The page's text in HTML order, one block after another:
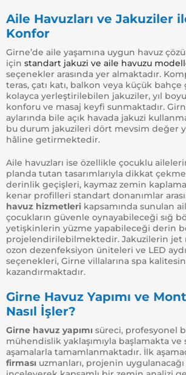
Aile Havuzları ve Jakuziler
Konfor
Girne’de aile yaşamına uygun havuz
için standart jakuzi ve aile havuzu
seçenekler arasında yer almaktadır.
teras, çatı katı, balkon veya küçük bahçe
kolayca yerleştirilebilen jakuziler, yıl
konforu ve masaj keyfi sunmaktadır.
aylarında bile açık havada jakuzi
bu durum jakuzileri dört mevsim değer
hâline getirmektedir.
Aile havuzları ise özellikle çocuklu
planda tutan tasarımlarıyla dikkat
derinlik geçişleri, kaymaz zemin
kenar profilleri standart donanımlar
havuz hizmetleri kapsamında sunulan
çocukların güvenle oynayabileceği sığ
yetişkinlerin yüzme yapabileceği derin
projelendirilebilmektedir. Jakuzilerin jet
ozon dezenfeksiyon üniteleri ve LED
seçenekleri, Girne villalarına spa
kazandırmaktadır.
Girne Havuz Yapımı ve
Nasıl İşler?
Girne havuz yapımı süreci, profesyonel
mühendislik yaklaşımıyla başlamakta
aşamalarla tamamlanmaktadır. İlk
firması uzmanları, projenin